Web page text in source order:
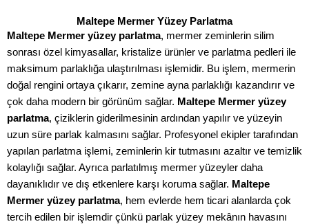
Maltepe Mermer Yüzey Parlatma
Maltepe Mermer yüzey parlatma, mermer zeminlerin silim
sonrası özel kimyasallar, kristalize ürünler ve parlatma pedleri ile
maksimum parlaklığa ulaştırılması işlemidir. Bu işlem, mermerin
doğal rengini ortaya çıkarır, zemine ayna parlaklığı kazandırır ve
çok daha modern bir görünüm sağlar. Maltepe Mermer yüzey
parlatma, çiziklerin giderilmesinin ardından yapılır ve yüzeyin
uzun süre parlak kalmasını sağlar. Profesyonel ekipler tarafından
yapılan parlatma işlemi, zeminlerin kir tutmasını azaltır ve temizlik
kolaylığı sağlar. Ayrıca parlatılmış mermer yüzeyler daha
dayanıklıdır ve dış etkenlere karşı koruma sağlar. Maltepe
Mermer yüzey parlatma, hem evlerde hem ticari alanlarda çok
tercih edilen bir işlemdir çünkü parlak yüzey mekânın havasını